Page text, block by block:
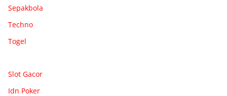
Sepakbola
Techno
Togel
Slot Gacor
Idn Poker